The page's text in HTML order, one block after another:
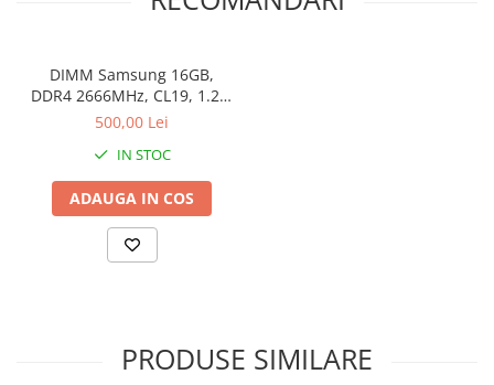
DIMM Samsung 16GB,
DDR4 2666MHz, CL19, 1.2V,
Non-ECC, bulk
500,00 Lei
IN STOC
ADAUGA IN COS
PRODUSE SIMILARE